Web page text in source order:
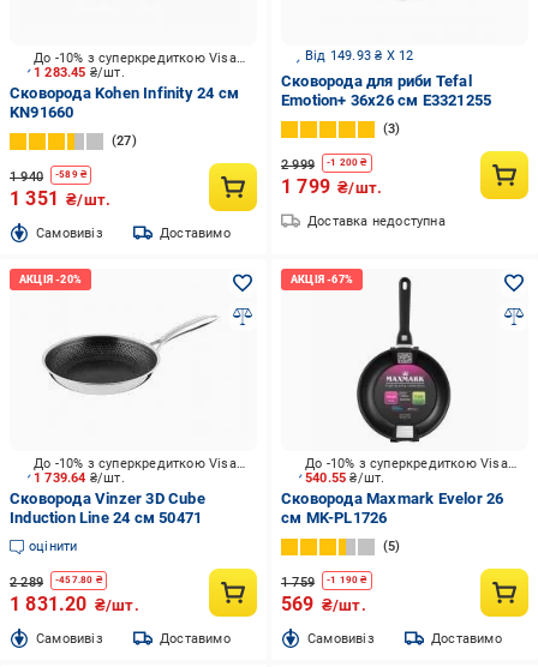
1 283.45 ₴/шт.
До -10% з суперкредиткою Visa Вигода
Сковорода Kohen Infinity 24 см
KN91660
27
1 940 -589₴
1 351 ₴/шт.
Cамовивіз Доставимо
Від 149.93 ₴ X 12
Сковорода для риби Tefal
Emotion+ 36x26 см E3321255
3
2 999 -1 200 ₴
1 799 ₴/шт.
Доставка недоступна
1 739.64 ₴/шт.
До -10% з суперкредиткою Visa Вигода
Сковорода Vinzer 3D Cube
Induction Line 24 см 50471
оцінити
2 289 -457.80 ₴
1 831.20 ₴/шт.
Cамовивіз Доставимо
540.55₴/шт.
До -10% з суперкредиткою Visa Вигода
Сковорода Maxmark Evelor 26
см MK-PL1726
5
1 759 -1 190 ₴
569 ₴/шт.
Cамовивіз Доставимо